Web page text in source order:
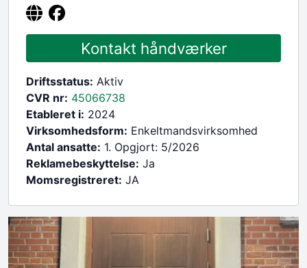
Kontakt håndværker
Driftsstatus: Aktiv
CVR nr: 45066738
Etableret i: 2024
Virksomhedsform: Enkeltmandsvirksomhed
Antal ansatte: 1. Opgjort: 5/2026
Reklamebeskyttelse: Ja
Momsregistreret: JA